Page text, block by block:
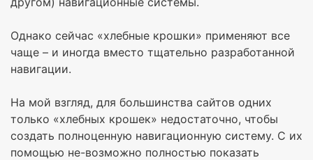
Однако сейчас «хлебные крошки» применяют все
чаще – и иногда вместо тщательно разработанной
навигации.
На мой взгляд, для большинства сайтов одних
только «хлебных крошек» недостаточно, чтобы
создать полноценную навигационную систему. С их
помощью не-возможно полностью показать